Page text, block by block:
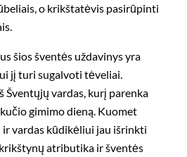
o krikštatėvis pasirūpinti
šios šventės uždavinys yra
jį turi sugalvoti tėveliai.
Šventųjų vardas, kurį parenka
gimimo dieną. Kuomet
vardas kūdikėliui jau išrinkti
atributika ir šventės